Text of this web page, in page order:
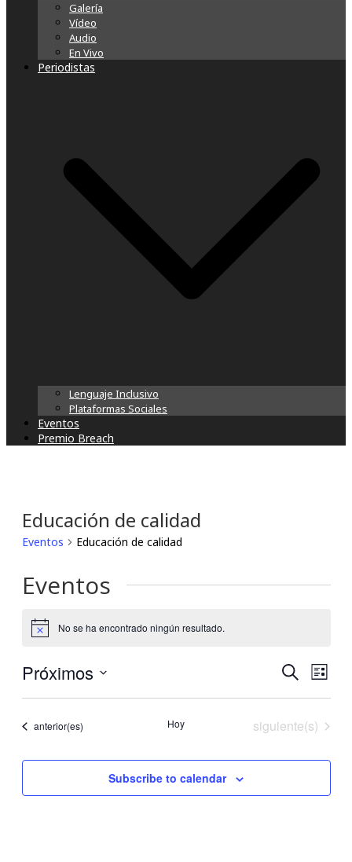
Galería
Vídeo
Audio
En Vivo
Periodistas
Lenguaje Inclusivo
Plataformas Sociales
Eventos
Premio Breach
Educación de calidad
Eventos Educación de calidad
Eventos
Notice No se ha encontrado ningún resultado.
y
vistas
Buscar
de
de
Lista
Próximos
Eventos
anterior(es) Hoy Eventos
siguiente(s)
Subscribe to calendar